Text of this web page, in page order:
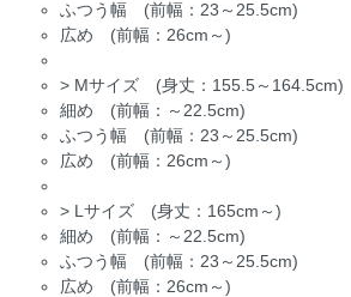
ふつう幅 (前幅：23～25.5cm)
広め (前幅：26cm～)
> Mサイズ (身丈：155.5～164.5cm)
細め (前幅：～22.5cm)
ふつう幅 (前幅：23～25.5cm)
広め (前幅：26cm～)
> Lサイズ (身丈：165cm～)
細め (前幅：～22.5cm)
ふつう幅 (前幅：23～25.5cm)
広め (前幅：26cm～)